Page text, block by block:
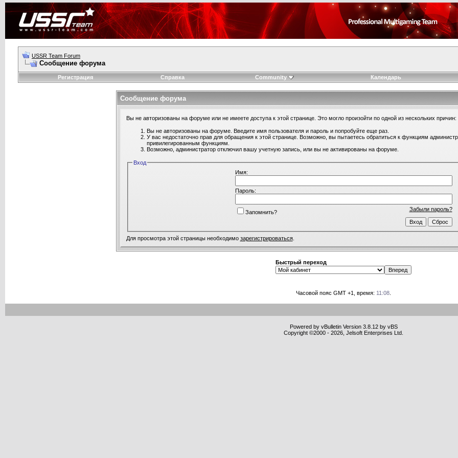
USSR Team Forum
Сообщение форума
Регистрация
Справка Community Календарь
Сообщение форума
Вы не авторизованы на форуме или не имеете доступа к этой странице. Это могло произойти по одной из нескольких причин:
Вы не авторизованы на форуме. Введите имя пользователя и пароль и попробуйте еще раз.
У вас недостаточно прав для обращения к этой странице. Возможно, вы пытаетесь обратиться к функциям
привилегированным функциям.
Возможно, администратор отключил вашу учетную запись, или вы не активированы на форуме.
Вход
Имя:
Пароль:
Забыли пароль?
Запомнить?
Для просмотра этой страницы необходимо зарегистрироваться.
Быстрый переход
Часовой пояс GMT +1, время: 11:08
Powered by vBulletin Version 3.8.12 by vBS
Copyright ©2000 - 2026, Jelsoft Enterprises Ltd.